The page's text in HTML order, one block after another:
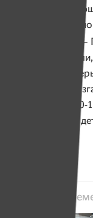
говорит
недоношенных
. —
тела не
то они имели
и головного
За последние
недоношенных